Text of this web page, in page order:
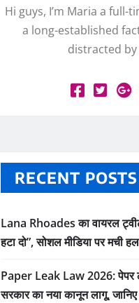
Hi guys, I’m Maria a full-
a long-established
distracted
RECENT POSTS
Lana Rhoades का वायरल
हटा दो”, सोशल मीडिया पर मची
Paper Leak Law 2026: पेपर
सरकार का नया कानून लागू,